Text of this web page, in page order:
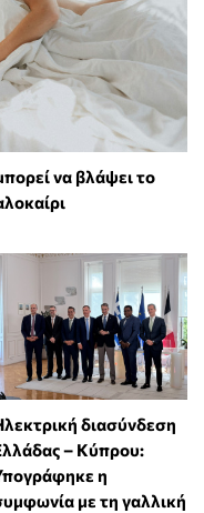
να βλάψει το
διασύνδεση
– Κύπρου:
η
με τη γαλλική